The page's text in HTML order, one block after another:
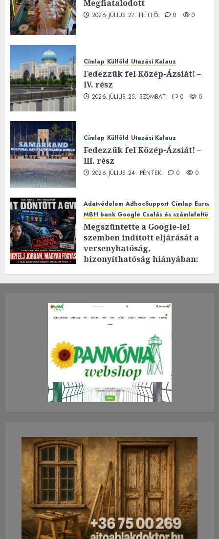
Megfiatalodott
2026.JÚLIUS.27. HÉTFŐ. 0 0
Címlap Külföld Utazási Kalauz
Fedezzük fel Közép-Ázsiát! –
IV. rész
2026.JÚLIUS.25. SZOMBAT. 0 0
Címlap Külföld Utazási Kalauz
Fedezzük fel Közép-Ázsiát! –
III. rész
2026.JÚLIUS.24. PÉNTEK. 0 0
Adatvédelem AdhocSupport Címlap
MBH bank Google Csalás és
Megszüntette a Google-lel
szemben indított eljárását a
versenyhatóság,
bizonyíthatóság hiányában:
2026.JÚLIUS.23. CSÜTÖRTÖK.
0